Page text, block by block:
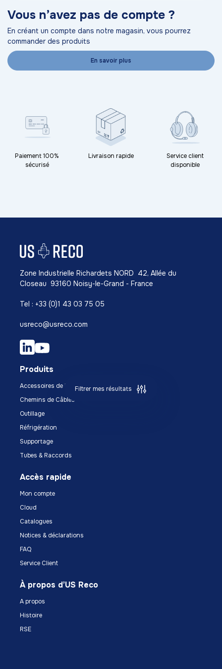
Vous n’avez pas de compte ?
En créant un compte dans notre magasin, vous pourrez
commander des produits
En savoir plus
Paiement 100%
sécurisé
Livraison rapide
Service client
disponible
Zone Industrielle Richardets NORD 42, Allée du
Closeau 93160 Noisy-le-Grand - France
Tel : +33 (0)1 43 03 75 05
usreco@usreco.com
Produits
Accessoires de Montage
Chemins de Câbles
Outillage
Réfrigération
Supportage
Tubes & Raccords
Accès rapide
Mon compte
Cloud
Catalogues
Notices & déclarations
FAQ
Service Client
À propos d’US Reco
A propos
Histoire
RSE
Filtrer mes résultats